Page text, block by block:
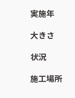
実施年
大きさ
状況
施工場所